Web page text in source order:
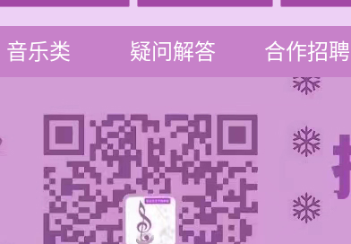
音乐类 疑问解答 合作招聘